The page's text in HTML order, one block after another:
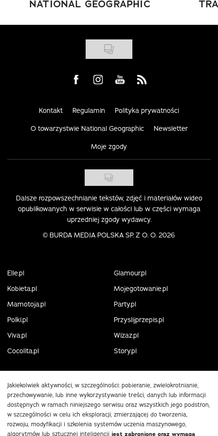
NATIONAL GEOGRAPHIC
Visit us on Facebook
Visit us on Instagram
Visit us on Youtube
Visit us on Rss
Kontakt Regulamin Polityka prywatności
O towarzystwie National Geographic Newsletter
Moje zgody
Dalsze rozpowszechnianie tekstów, zdjęć i materiałów wideo
opublikowanych w serwisie w całości lub w części wymaga
uprzedniej zgody wydawcy.
© BURDA MEDIA POLSKA SP. Z O. O. 2026
Elle.pl
Glamour.pl
Kobieta.pl
Mojegotowanie.pl
Mamotoja.pl
Party.pl
Polki.pl
Przyslijprzepis.pl
Viva.pl
Wizaz.pl
Cocolita.pl
Story.pl
Jakiekolwiek aktywności, w szczególności: pobieranie, zwielokrotnianie,
przechowywanie, lub inne wykorzystywanie treści, danych lub informacji
dostępnych w ramach niniejszego serwisu oraz wszystkich jego podstron,
w szczególności w celu ich eksploracji, zmierzającej do tworzenia,
rozwoju, modyfikacji i szkolenia systemów uczenia maszynowego,
algorytmów lub sztucznej inteligencji jest zabronione oraz wymaga